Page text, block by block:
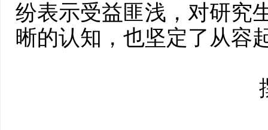
纷表示受益匪浅，对研究
晰的认知，也坚定了从容